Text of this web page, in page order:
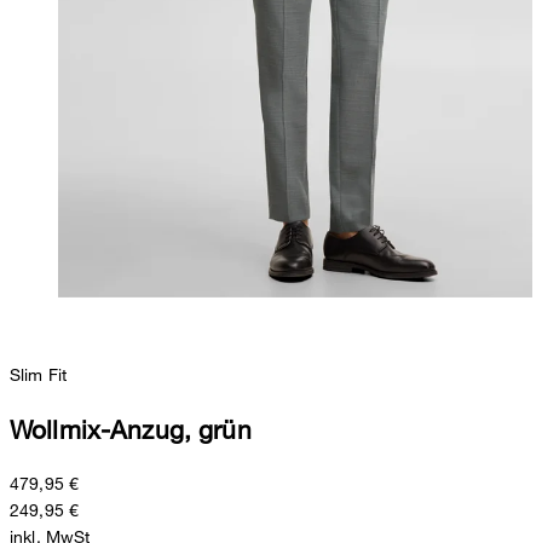
Slim Fit
Wollmix-Anzug, grün
479,95 €
249,95 €
inkl. MwSt